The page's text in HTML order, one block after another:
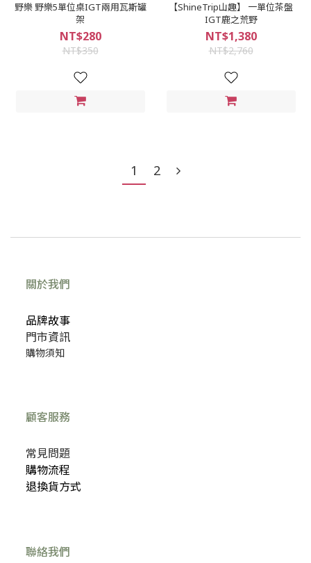
野樂 野樂5單位桌IGT兩用瓦斯罐
架
NT$280
NT$350
【ShineTrip山趣】 一單位茶盤
IGT鹿之荒野
NT$1,380
NT$2,760
1 2
關於我們
品牌故事
門市資訊
購物須知
顧客服務
常見問題
購物流程
退換貨方式
聯絡我們